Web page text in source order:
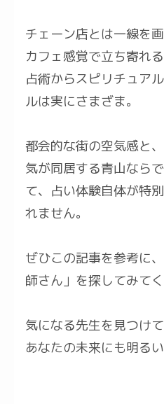
チェーン店とは一線を
カフェ感覚で立ち寄れ
占術からスピリチュア
ルは実にさまざま。
都会的な街の空気感と
気が同居する青山なら
て、占い体験自体が特
れません。
ぜひこの記事を参考に
師さん」を探してみてく
気になる先生を見つけ
あなたの未来にも明る